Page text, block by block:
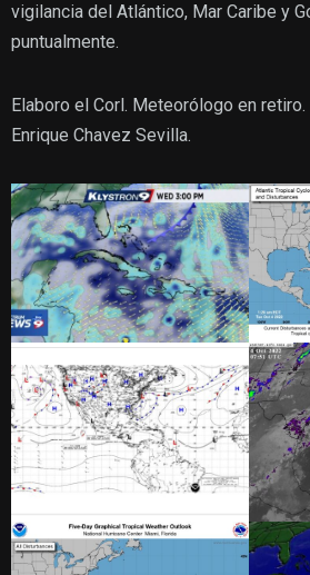
vigilancia del Atlántico, Mar Caribe y
puntualmente.
Elaboro el Corl. Meteorólogo en retiro.
Enrique Chavez Sevilla.